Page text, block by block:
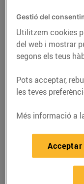
RECEPTES
Rap a
Ingredients per a 4
Gestió del
Utilitzem cookies
del web i mostrar
segons els teus
Pots acceptar,
les teves
Més informació a
Acceptar